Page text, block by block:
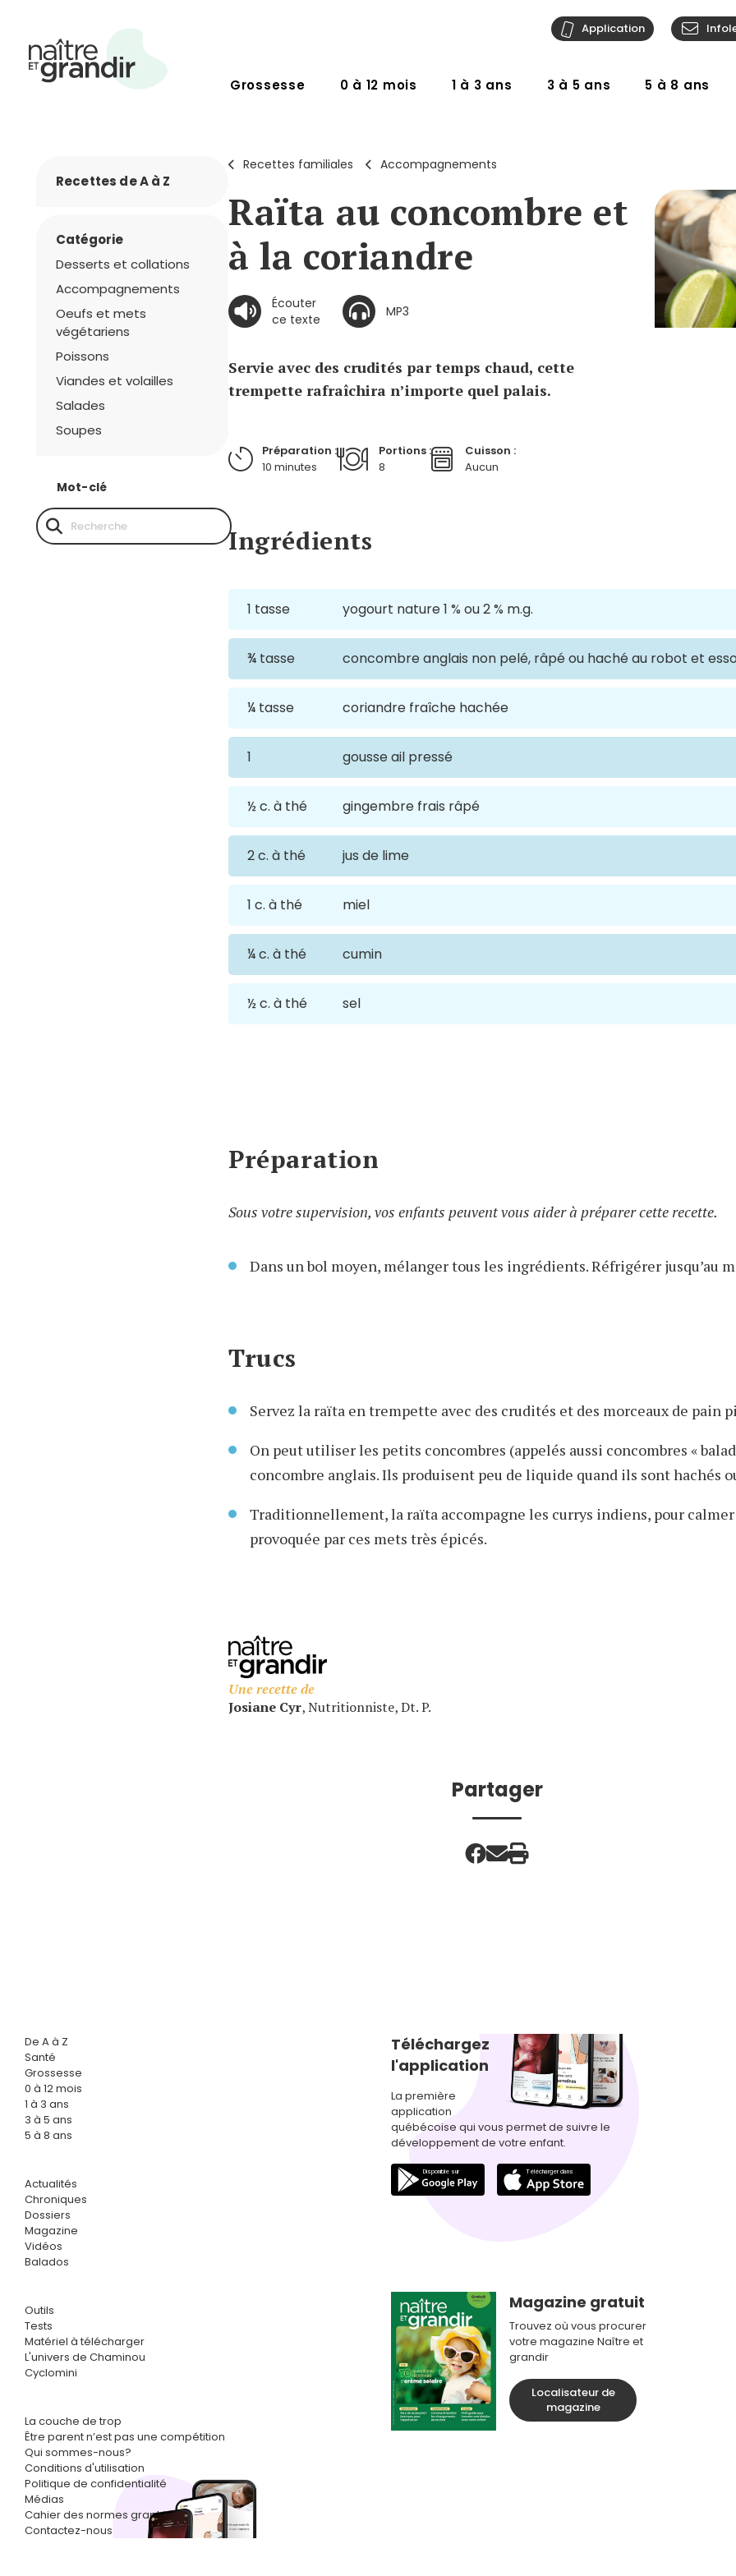
Grossesse 0 à 12 mois 1 à 3 ans 3 à 5 ans 5 à 8 ans
Application
Recettes familiales Accompagnements
Raïta au concombre et
à la coriandre
Écouter
ce texte
MP3
Servie avec des crudités par temps chaud, cette
trempette rafraîchira n’importe quel palais.
Préparation :
10 minutes
Portions :
8
Cuisson :
Aucun
Ingrédients
1 tasse yogourt nature 1 % ou 2 % m.g.
¾ tasse concombre anglais non pelé, râpé ou haché au robot et
¼ tasse coriandre fraîche hachée
1 gousse ail pressé
½ c. à thé gingembre frais râpé
2 c. à thé jus de lime
1 c. à thé miel
¼ c. à thé cumin
½ c. à thé sel
Préparation
Sous votre supervision, vos enfants peuvent vous aider à préparer cette recette.
Dans un bol moyen, mélanger tous les ingrédients. Réfrigérer jusqu’au
Trucs
Servez la raïta en trempette avec des crudités et des morceaux de pain
On peut utiliser les petits concombres (appelés aussi concombres «
concombre anglais. Ils produisent peu de liquide quand ils sont hachés
Traditionnellement, la raïta accompagne les currys indiens, pour calmer
provoquée par ces mets très épicés.
Une recette de
Josiane Cyr, Nutritionniste, Dt. P.
Partager
Recettes de A à Z
Catégorie
Desserts et collations
Accompagnements
Oeufs et mets
végétariens
Poissons
Viandes et volailles
Salades
Soupes
Mot-clé
De A à Z
Santé
Grossesse
0 à 12 mois
1 à 3 ans
3 à 5 ans
5 à 8 ans
Actualités
Chroniques
Dossiers
Magazine
Vidéos
Balados
Outils
Tests
Matériel à télécharger
L'univers de Chaminou
Cyclomini
La couche de trop
Être parent n’est pas une compétition
Qui sommes-nous?
Conditions d'utilisation
Politique de confidentialité
Médias
Cahier des normes graphiques
Contactez-nous
Téléchargez
l'application
La première
application
québécoise qui vous permet de suivre le
développement de votre enfant.
Magazine gratuit
Trouvez où vous procurer
votre magazine Naître et
grandir
Localisateur de
magazine